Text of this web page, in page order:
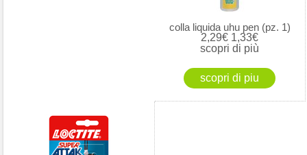
colla liquida uhu pen (pz. 1)
2,29€ 1,33€
scopri di più